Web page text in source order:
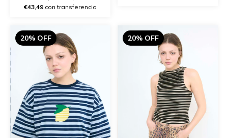
€43,49 con transferencia
20% OFF 20% OFF